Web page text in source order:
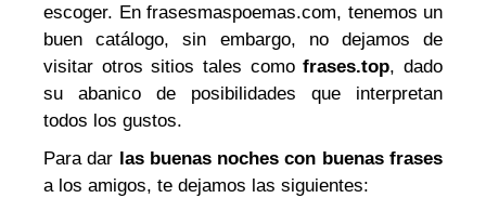
escoger. En frasesmaspoemas.com, tenemos un
buen catálogo, sin embargo, no dejamos de
visitar otros sitios tales comofrases.top, dado
su abanico de posibilidades que interpretan
todos los gustos.
Para dar las buenas noches con buenas frases
a los amigos, te dejamos las siguientes: